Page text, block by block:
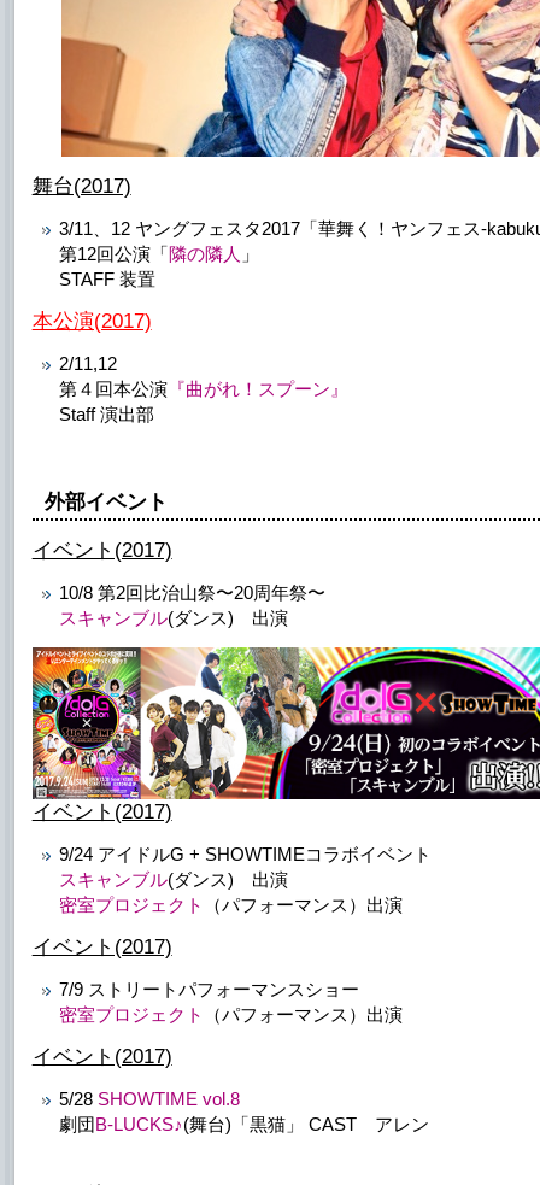
舞台(2017)
3/11、12 ヤングフェスタ2017「華舞く！ヤンフェス-
第12回公演「隣の隣人 」
STAFF 装置
本公演(2017)
2/11,12
第４回本公演『曲がれ！スプーン』
Staff 演出部
外部イベント
イベント(2017)
10/8 第2回比治山祭〜20周年祭〜
スキャンブル(ダンス) 出演
イベント(2017)
9/24 アイドルG + SHOWTIMEコラボイベント
スキャンブル(ダンス) 出演
密室プロジェクト
（パフォーマンス）出演
イベント(2017)
7/9 ストリートパフォーマンスショー
密室プロジェクト
（パフォーマンス）出演
イベント(2017)
5/28 SHOWTIME vol.8
劇団B-LUCKS♪(舞台)「黒猫」 CAST アレン